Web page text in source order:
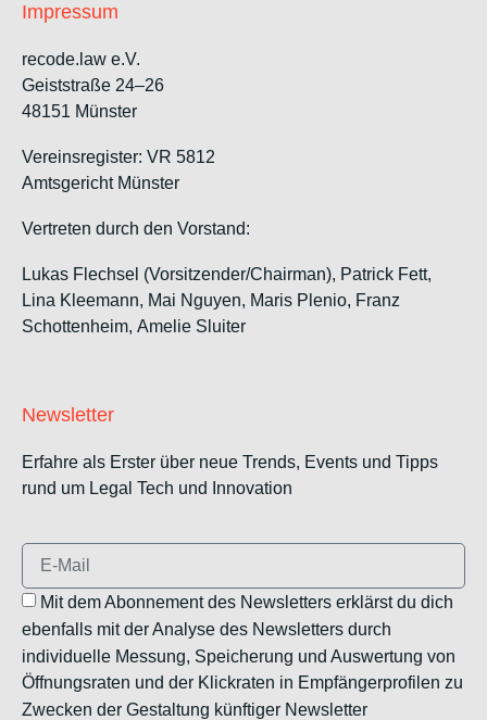
Impressum
recode.law e.V.
Geiststraße 24–26
48151 Münster
Vereinsregister: VR 5812
Amtsgericht Münster
Vertreten durch den Vorstand:
Lukas Flechsel (Vorsitzender/Chairman), Patrick Fett,
Lina Kleemann, Mai Nguyen, Maris Plenio, Franz
Schottenheim, Amelie Sluiter
Newsletter
Erfahre als Erster über neue Trends, Events und Tipps
rund um Legal Tech und Innovation
Mit dem Abonnement des Newsletters erklärst du dich
ebenfalls mit der Analyse des Newsletters durch
individuelle Messung, Speicherung und Auswertung von
Öffnungsraten und der Klickraten in Empfängerprofilen zu
Zwecken der Gestaltung künftiger Newsletter